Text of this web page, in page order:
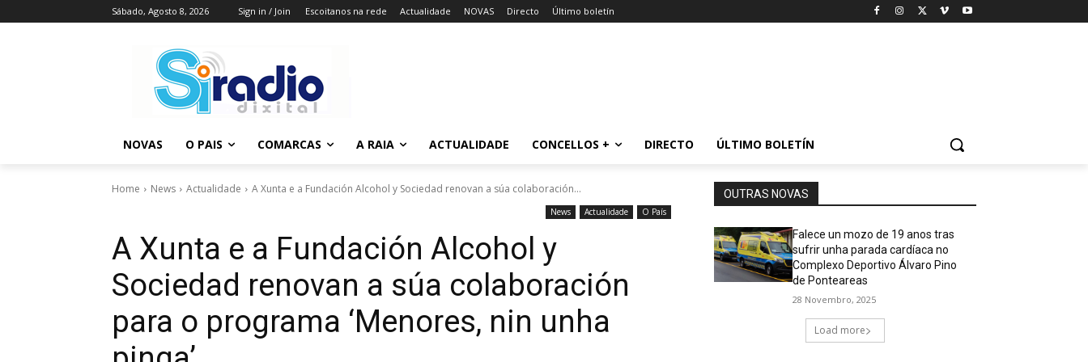
Sábado, Agosto 8, 2026 Sign in / Join Escoitanos na rede Actualidade NOVAS Directo Último boletín
NOVAS O PAIS COMARCAS A RAIA ACTUALIDADE CONCELLOS + DIRECTO ÚLTIMO BOLETÍN
Home News Actualidade A Xunta e a Fundación Alcohol y Sociedad renovan a súa colaboración...
News Actualidade O País
A Xunta e a Fundación Alcohol y
Sociedad renovan a súa colaboración
para o programa ‘Menores, nin unha
OUTRAS NOVAS
Falece un mozo de 19 anos tras
sufrir unha parada cardíaca no
Complexo Deportivo Álvaro Pino
de Ponteareas
28 Novembro, 2025
Load more